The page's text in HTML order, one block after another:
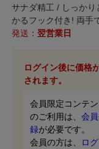
サナダ精工 / しっかり
かるフック付き! 両手
保持できます。
発送： 翌営業日
ログイン後に価格
されます。
会員限定コンテ
のご利用は、 会
録が必要です。
会員の方は、
ロ